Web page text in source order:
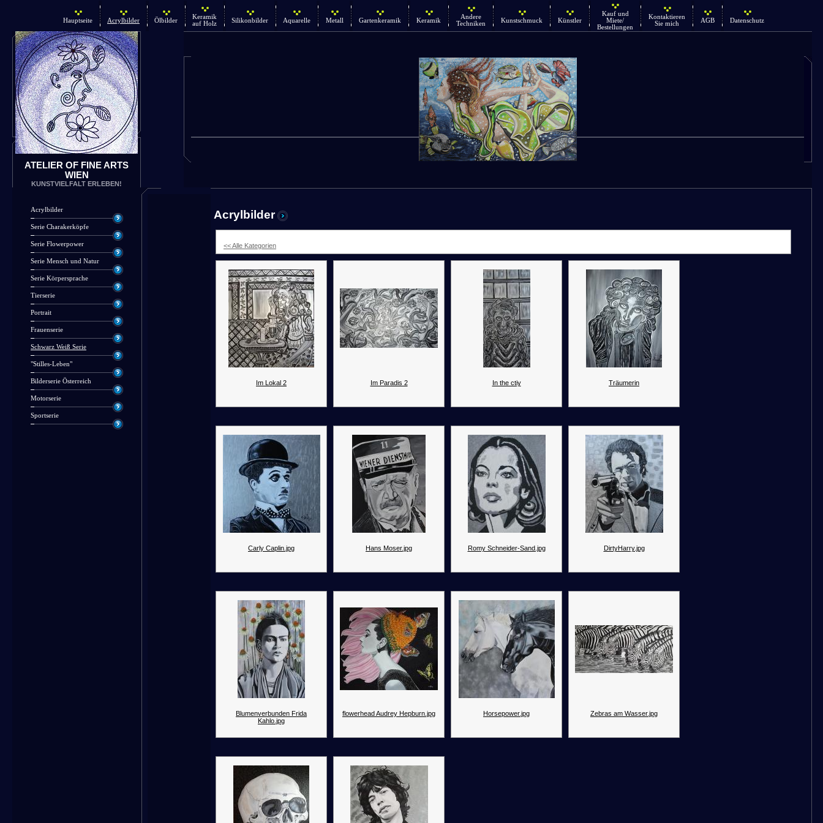
Hauptseite Acrylbilder Ölbilder
Keramik
auf Holz
Silikonbilder Aquarelle Metall Gartenkeramik Keramik
Andere
Techniken
Kunstschmuck Künstler
Kauf und
Miete/
Bestellungen
Kontaktieren
Sie mich
AGB Datenschutz
ATELIER OF FINE ARTS
WIEN
KUNSTVIELFALT ERLEBEN!
Acrylbilder
Serie Charakerköpfe
Serie Flowerpower
Serie Mensch und Natur
Serie Körpersprache
Tierserie
Portrait
Frauenserie
Schwarz Weiß Serie
"Stilles-Leben"
Bilderserie Österreich
Motorserie
Sportserie
Acrylbilder
<< Alle Kategorien
Im Lokal 2 Im Paradis 2 In the ctiy Träumerin
Carly Caplin.jpg Hans Moser.jpg Romy Schneider-Sand.jpg DirtyHarry.jpg
Blumenverbunden Frida
Kahlo.jpg
flowerhead Audrey Hepburn.jpg Horsepower.jpg Zebras am Wasser.jpg